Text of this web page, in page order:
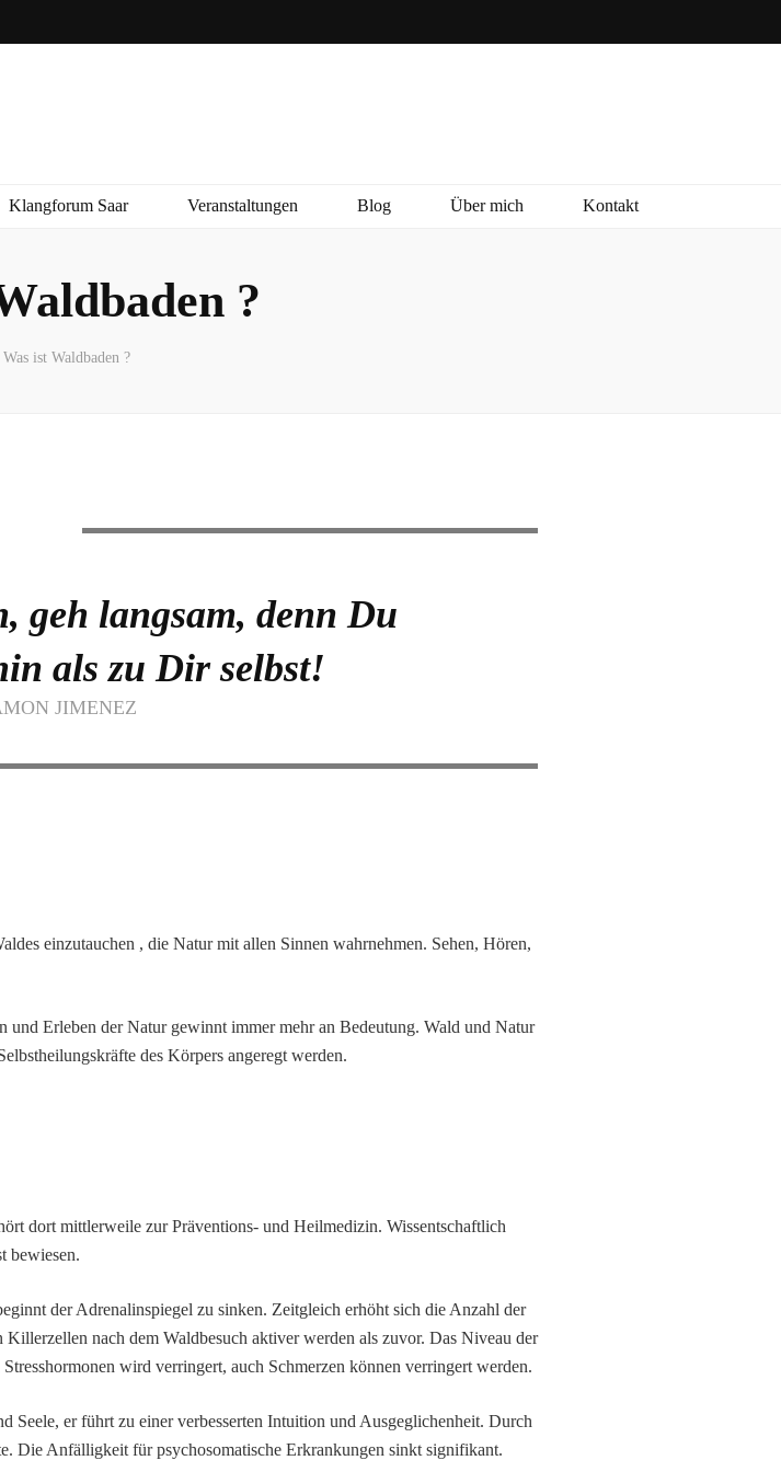
Klangforum Saar Veranstaltungen Blog Über mich Kontakt
?
Was ist Waldbaden ?
geh langsam, denn Du
als zu Dir selbst!
JIMENEZ
einzutauchen , die Natur mit allen Sinnen wahrnehmen. Sehen, Hören,
und Erleben der Natur gewinnt immer mehr an Bedeutung. Wald und Natur
des Körpers angeregt werden.
dort mittlerweile zur Präventions- und Heilmedizin. Wissentschaftlich
bewiesen.
der Adrenalinspiegel zu sinken. Zeitgleich erhöht sich die Anzahl der
nach dem Waldbesuch aktiver werden als zuvor. Das Niveau der
wird verringert, auch Schmerzen können verringert werden.
er führt zu einer verbesserten Intuition und Ausgeglichenheit. Durch
Die Anfälligkeit für psychosomatische Erkrankungen sinkt signifikant.